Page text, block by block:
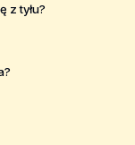
z tyłu?